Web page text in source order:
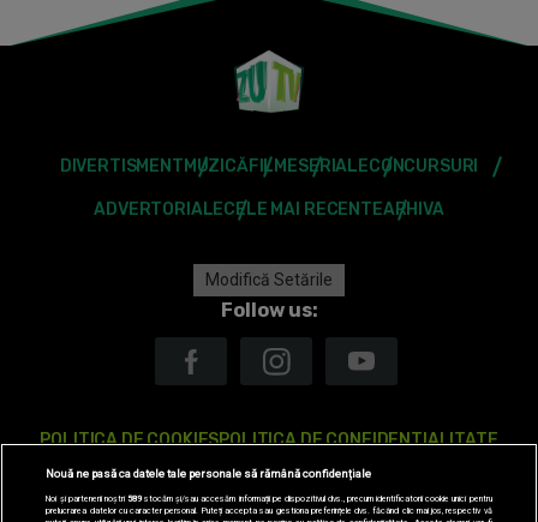
DIVERTISMENT MUZICĂFILMESERIALECONCURSURI
ADVERTORIALECELE MAI RECENTEARHIVA
Modifică Setările
Follow us:
POLITICA DE COOKIESPOLITICA DE CONFIDENTIALITATE
ANTENA TV GROUP S.A. – DATE COMPANIE
Nouă ne pasă ca datele tale personale să rămână confidențiale
Noi și partenerii noștri589stocăm și/sau accesăm informații pe dispozitivul dvs., precum identificatorii cookie unici pentru
prelucrarea datelor cu caracter personal. Puteți accepta sau gestiona preferințele dvs. făcând clic mai jos, respectiv vă